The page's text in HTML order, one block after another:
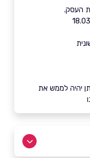
העסק.
יהיה לממש את